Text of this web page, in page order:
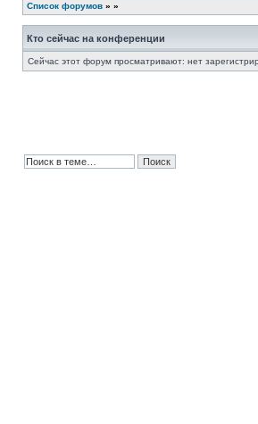
Список форумов » »
Кто сейчас на конференции
Сейчас этот форум просматривают: нет